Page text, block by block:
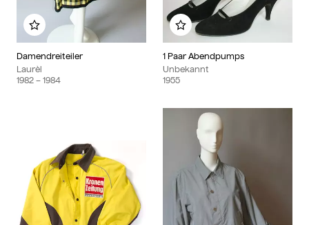
Damendreiteiler
Laurèl
1982 – 1984
Zu meinem Album hinzufügen
1 Paar Abendpumps
Unbekannt
1955
Zu meinem Album